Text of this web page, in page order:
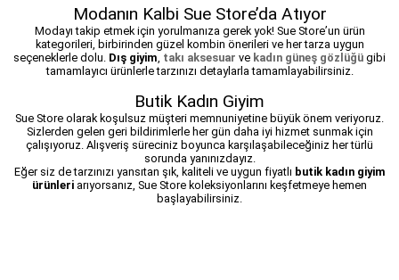
Modanın Kalbi Sue Store’da Atıyor
Modayı takip etmek için yorulmanıza gerek yok! Sue Store’un ürün
kategorileri, birbirinden güzel kombin önerileri ve her tarza uygun
seçeneklerle dolu. Dış giyim, takı aksesuar ve kadın güneş gözlüğü gibi
tamamlayıcı ürünlerle tarzınızı detaylarla tamamlayabilirsiniz.
Butik Kadın Giyim
Sue Store olarak koşulsuz müşteri memnuniyetine büyük önem veriyoruz.
Sizlerden gelen geri bildirimlerle her gün daha iyi hizmet sunmak için
çalışıyoruz. Alışveriş süreciniz boyunca karşılaşabileceğiniz her türlü
sorunda yanınızdayız.
Eğer siz de tarzınızı yansıtan şık, kaliteli ve uygun fiyatlı butik kadın giyim
ürünleri arıyorsanız, Sue Store koleksiyonlarını keşfetmeye hemen
başlayabilirsiniz.